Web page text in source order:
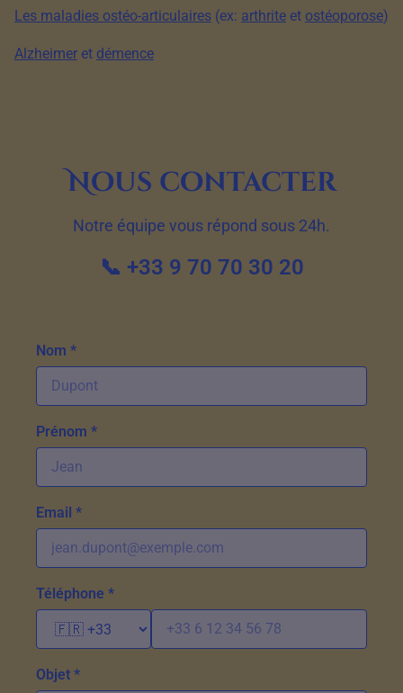
Les maladies ostéo-articulaires (ex: arthrite et ostéoporose)
Alzheimer et démence
Nous contacter
Notre équipe vous répond sous 24h.
📞 +33 9 70 70 30 20
Nom *
Prénom *
Email *
Téléphone *
Objet *